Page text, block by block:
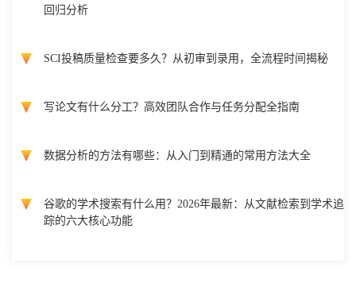
回归分析
SCI投稿质量检查要多久？从初审到录用，全流程时间揭秘
写论文有什么分工？高效团队合作与任务分配全指南
数据分析的方法有哪些：从入门到精通的常用方法大全
谷歌的学术搜索有什么用？2026年最新：从文献检索到学术追
踪的六大核心功能